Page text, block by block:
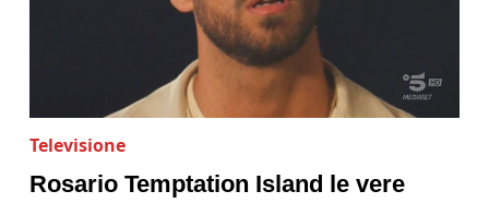
Televisione
Rosario Temptation Island le vere